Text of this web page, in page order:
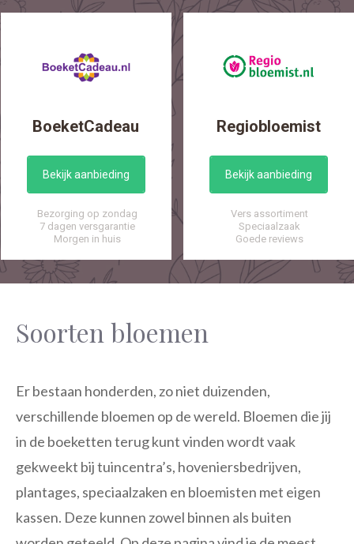
BoeketCadeau
Bekijk aanbieding
Bezorging op zondag
7 dagen versgarantie
Morgen in huis
Regiobloemist
Bekijk aanbieding
Vers assortiment
Speciaalzaak
Goede reviews
Soorten bloemen
Er bestaan honderden, zo niet duizenden,
verschillende bloemen op de wereld. Bloemen die jij
in de boeketten terug kunt vinden wordt vaak
gekweekt bij tuincentra’s, hoveniersbedrijven,
plantages, speciaalzaken en bloemisten met eigen
kassen. Deze kunnen zowel binnen als buiten